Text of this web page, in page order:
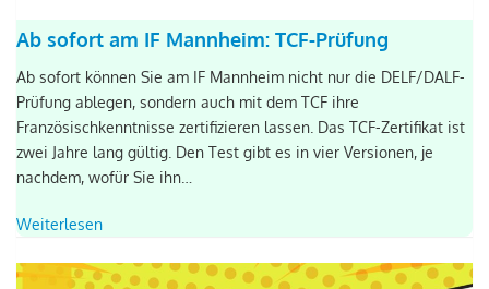
Ab sofort am IF Mannheim: TCF-Prüfung
Ab sofort können Sie am IF Mannheim nicht nur die DELF/DALF-
Prüfung ablegen, sondern auch mit dem TCF ihre
Französischkenntnisse zertifizieren lassen. Das TCF-Zertifikat ist
zwei Jahre lang gültig. Den Test gibt es in vier Versionen, je
nachdem, wofür Sie ihn…
Weiterlesen